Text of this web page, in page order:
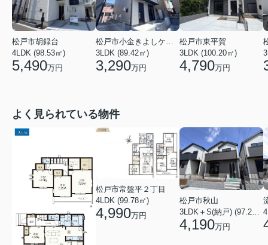
松戸市胡録台
4LDK (98.53㎡)
5,490万円
3LDK (89.42㎡)
3,290万円
松戸市東平賀
3LDK (100.20㎡)
4,790万円
よく見られている物件
松戸市常盤平２丁目
4LDK (99.78㎡)
4,990万円
松戸市秋山
3LDK＋S(納戸) (97.29㎡)
4,190万円